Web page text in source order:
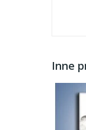
Inne